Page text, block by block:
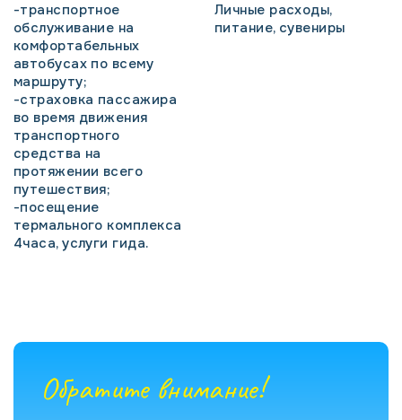
-транспортное
обслуживание на
комфортабельных
автобусах по всему
маршруту;
-страховка пассажира
во время движения
транспортного
средства на
протяжении всего
путешествия;
-посещение
термального комплекса
4часа, услуги гида.
Личные расходы,
питание, сувениры
Обратите внимание!